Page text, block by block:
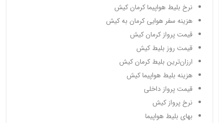
نرخ بلیط هواپیما کرمان کیش
هزینه سفر هوایی کرمان به کیش
قیمت پرواز کرمان کیش
قیمت روز بلیط کیش
ارزان‌ترین بلیط کرمان کیش
هزینه بلیط هواپیما کیش
قیمت پرواز داخلی
نرخ پرواز کیش
بهای بلیط هواپیما